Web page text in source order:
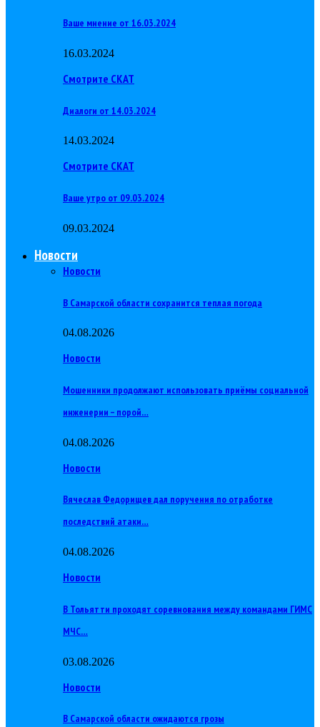
Ваше мнение от 16.03.2024
16.03.2024
Смотрите СКАТ
Диалоги от 14.03.2024
14.03.2024
Смотрите СКАТ
Ваше утро от 09.03.2024
09.03.2024
Новости
Новости
В Самарской области сохранится теплая погода
04.08.2026
Новости
Мошенники продолжают использовать приёмы социальной
инженерии – порой…
04.08.2026
Новости
Вячеслав Федорищев дал поручения по отработке
последствий атаки…
04.08.2026
Новости
В Тольятти проходят соревнования между командами ГИМС
МЧС…
03.08.2026
Новости
В Самарской области ожидаются грозы